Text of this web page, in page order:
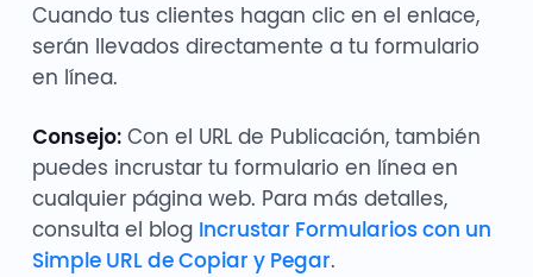
Cuando tus clientes hagan clic en el enlace,
serán llevados directamente a tu formulario
en línea.
Consejo:Con el URL de Publicación, también
puedes incrustar tu formulario en línea en
cualquier página web. Para más detalles,
consulta el blog Incrustar Formularios con un
Simple URL de Copiar y Pegar.